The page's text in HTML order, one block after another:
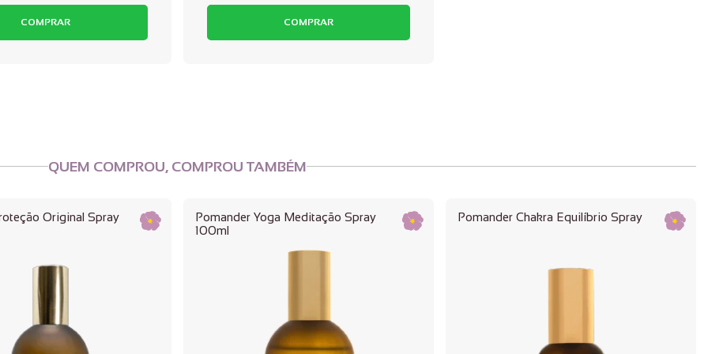
COMPRAR COMPRAR
QUEM COMPROU, COMPROU TAMBÉM
Original Spray
Pomander Yoga Meditação Spray
100ml
Pomander Chakra Equilíbrio Spray